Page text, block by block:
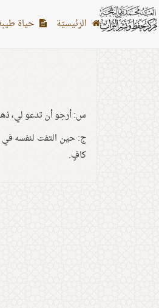
الرئیسیّة حياة
س: أرجو أن تدعو لي،
ج: حين التفت لنفسه
كافٍ.